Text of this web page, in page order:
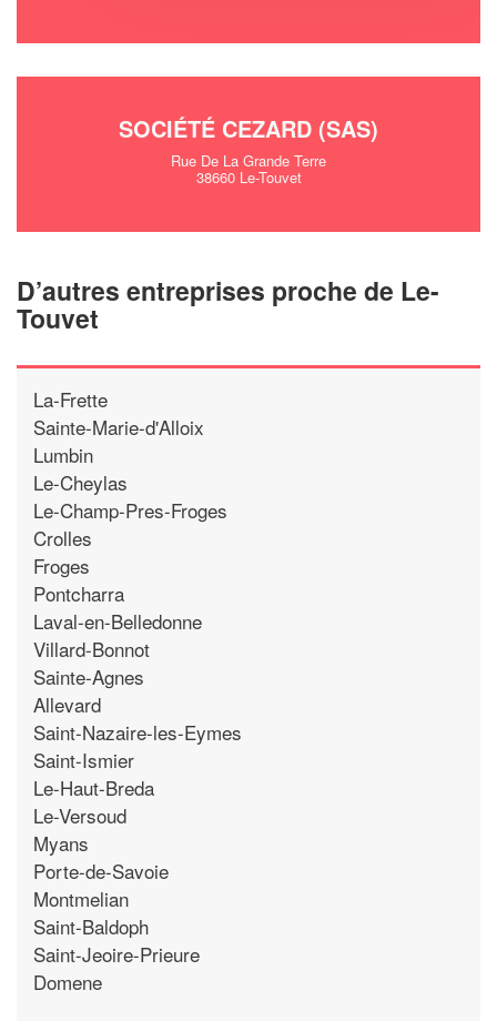
SOCIÉTÉ CEZARD (SAS)
Rue De La Grande Terre
38660 Le-Touvet
D’autres entreprises proche de Le-
Touvet
La-Frette
Sainte-Marie-d'Alloix
Lumbin
Le-Cheylas
Le-Champ-Pres-Froges
Crolles
Froges
Pontcharra
Laval-en-Belledonne
Villard-Bonnot
Sainte-Agnes
Allevard
Saint-Nazaire-les-Eymes
Saint-Ismier
Le-Haut-Breda
Le-Versoud
Myans
Porte-de-Savoie
Montmelian
Saint-Baldoph
Saint-Jeoire-Prieure
Domene